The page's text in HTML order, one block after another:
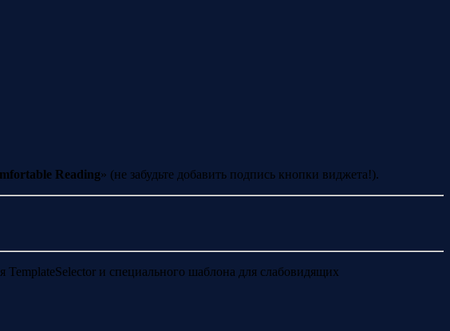
Reading» (не забудьте добавить подпись кнопки виджета!).
и специального шаблона для слабовидящих